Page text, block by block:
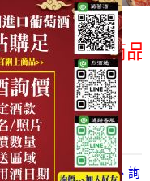
酒類商品 專
動
Share】線上選酒、詢